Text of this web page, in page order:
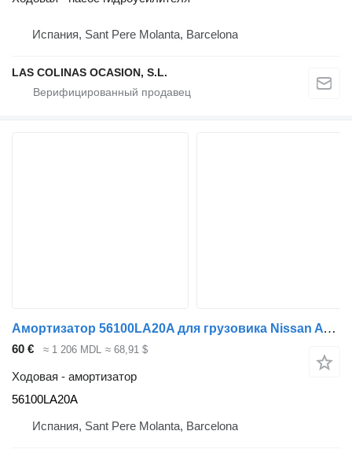
Испания, Sant Pere Molanta, Barcelona
LAS COLINAS OCASION, S.L.
Амортизатор 56100LA20A для грузовика Nissan ATLEON
60 € ≈ 1 206 MDL ≈ 68,91 $
Ходовая - амортизатор
56100LA20A
Испания, Sant Pere Molanta, Barcelona